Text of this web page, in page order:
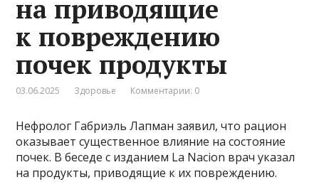
на приводящие
к повреждению
почек продукты
03.06.2025 Здоровье Комментарии: 0
Нефролог Габриэль Лапман заявил, что рацион
оказывает существенное влияние на состояние
почек. В беседе с изданием La Nacion врач указал
на продукты, приводящие к их повреждению.